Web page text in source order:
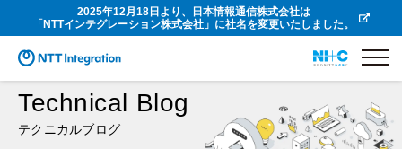
2025年12月18日より、日本情報通信株式会社は
「NTTインテグレーション株式会社」に社名を変更いたしました。
Technical Blog
テクニカルブログ